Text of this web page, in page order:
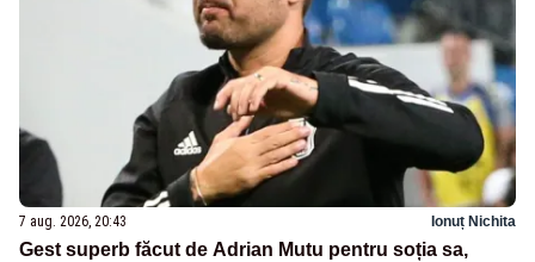
7 aug. 2026, 20:43 Ionuț Nichita
Gest superb făcut de Adrian Mutu pentru soția sa,